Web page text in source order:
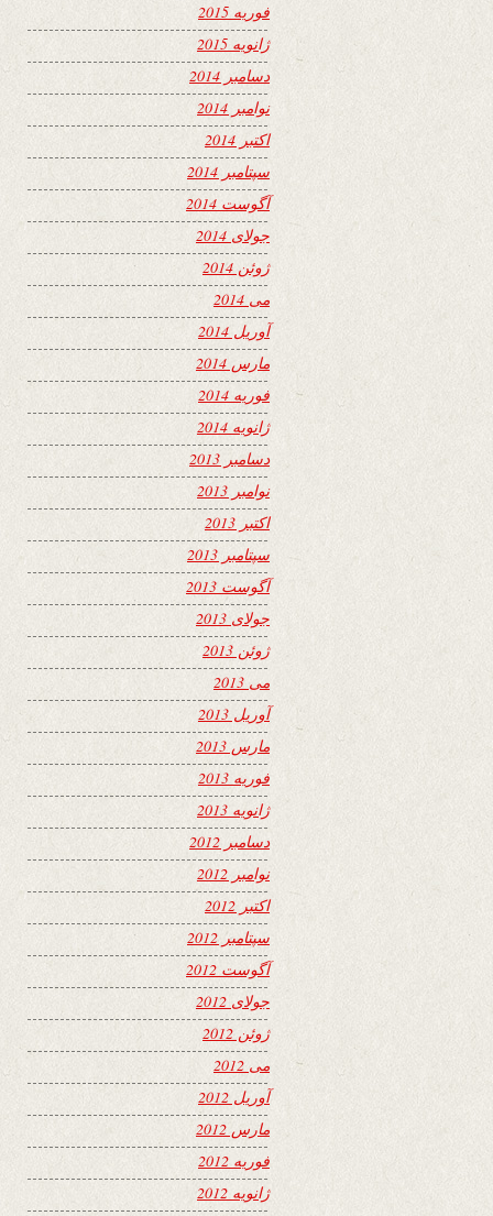
فوریه 2015
ژانویه 2015
دسامبر 2014
نوامبر 2014
اکتبر 2014
سپتامبر 2014
آگوست 2014
جولای 2014
ژوئن 2014
می 2014
آوریل 2014
مارس 2014
فوریه 2014
ژانویه 2014
دسامبر 2013
نوامبر 2013
اکتبر 2013
سپتامبر 2013
آگوست 2013
جولای 2013
ژوئن 2013
می 2013
آوریل 2013
مارس 2013
فوریه 2013
ژانویه 2013
دسامبر 2012
نوامبر 2012
اکتبر 2012
سپتامبر 2012
آگوست 2012
جولای 2012
ژوئن 2012
می 2012
آوریل 2012
مارس 2012
فوریه 2012
ژانویه 2012